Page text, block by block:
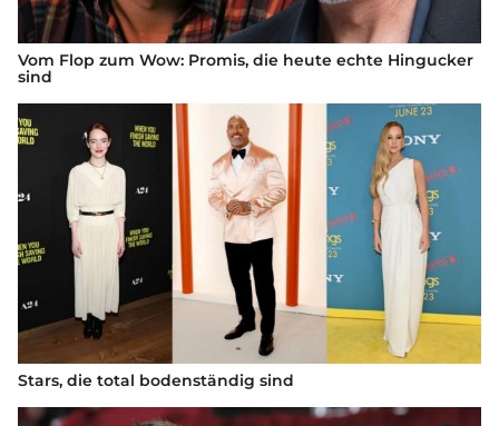
Vom Flop zum Wow: Promis, die heute echte Hingucker
sind
Stars, die total bodenständig sind